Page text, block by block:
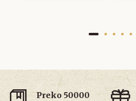
Preko 50000